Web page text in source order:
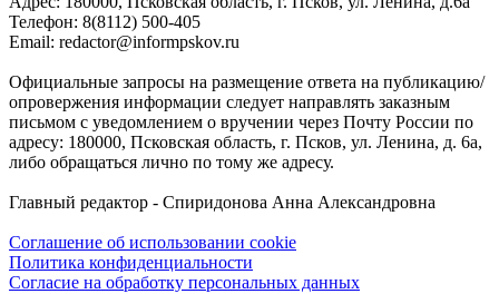
Телефон: 8(8112) 500-405
Email: redactor@informpskov.ru
Официальные запросы на размещение ответа на публикацию/
опровержения информации следует направлять заказным
письмом с уведомлением о вручении через Почту России по
адресу: 180000, Псковская область, г. Псков, ул. Ленина, д. 6а,
либо обращаться лично по тому же адресу.
Главный редактор - Спиридонова Анна Александровна
Соглашение об использовании cookie
Политика конфиденциальности
Согласие на обработку персональных данных